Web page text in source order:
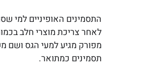
התסמינים האופיניים למי
לאחר צריכת מוצרי חלב
מפורק מגיע למעי הגס ושם
תסמינים כמתואר.